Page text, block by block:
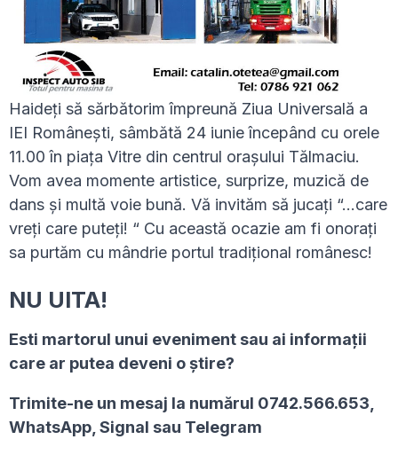
Haideți să sărbătorim împreună Ziua Universală a
IEI Românești, sâmbătă 24 iunie începând cu orele
11.00 în piața Vitre din centrul orașului Tălmaciu.
Vom avea momente artistice, surprize, muzică de
dans și multă voie bună. Vă invităm să jucați “…care
vreți care puteți! “ Cu această ocazie am fi onorați
sa purtăm cu mândrie portul tradițional românesc!
NU UITA!
Esti martorul unui eveniment sau ai informaţii
care ar putea deveni o ştire?
Trimite-ne un mesaj la numărul 0742.566.653,
WhatsApp, Signal sau Telegram